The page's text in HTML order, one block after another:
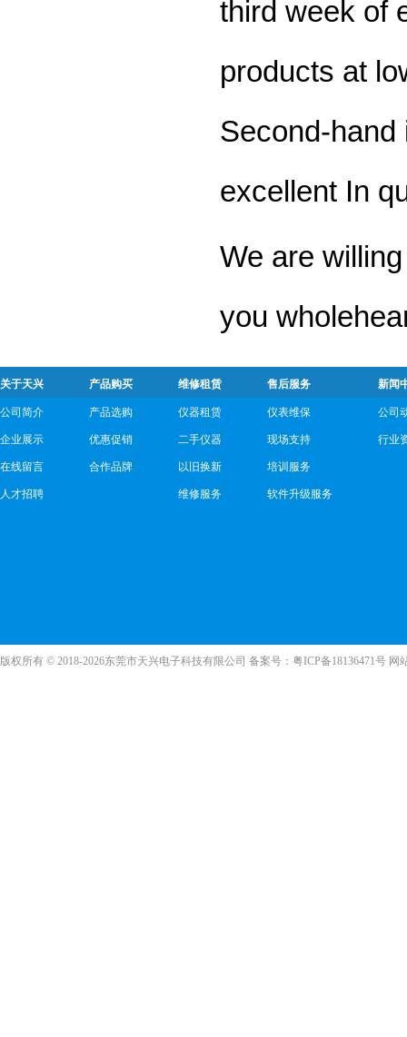
third week of
products at
Second-hand
excellent In
We are
you
关于天兴
公司简介
企业展示
在线留言
人才招聘
产品购买
产品选购
优惠促销
合作品牌
维修租赁
仪器租赁
二手仪器
以旧换新
维修服务
售后服务
仪表维保
现场支持
培训服务
软件升级服务
新闻
公司
行业
版权所有 © 2018-2026东莞市天兴电子科技有限公司 备案号： 粤ICP备18136471号 网